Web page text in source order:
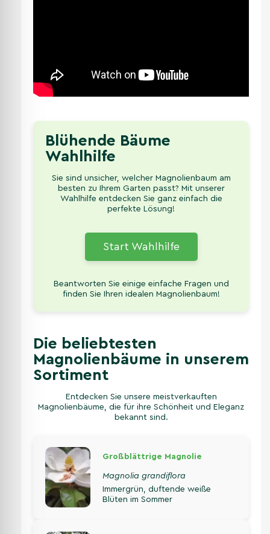
Blühende Bäume
Wahlhilfe
Sie sind unsicher, welcher Magnolienbaum am
besten zu Ihrem Garten passt? Mit unserer
Wahlhilfe entdecken Sie ganz einfach die
perfekte Lösung!
Start Wahlhilfe
Beantworten Sie einige einfache Fragen und
finden Sie Ihren idealen Magnolienbaum!
Die beliebtesten
Magnolienbäume in unserem
Sortiment
Entdecken Sie unsere meistverkauften
Magnolienbäume, die für ihre Schönheit und Eleganz
bekannt sind.
Großblättrige Magnolie
Magnolia grandiflora
Immergrün, duftende weiße
Blüten im Sommer